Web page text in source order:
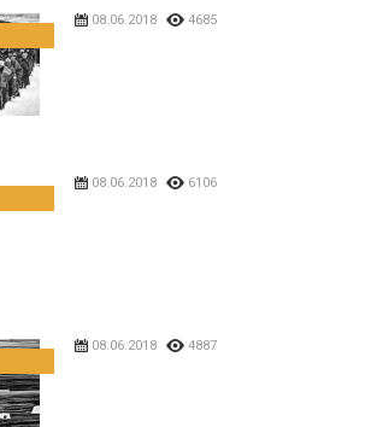
08.06.2018 4685
08.06.2018 6106
08.06.2018 4887